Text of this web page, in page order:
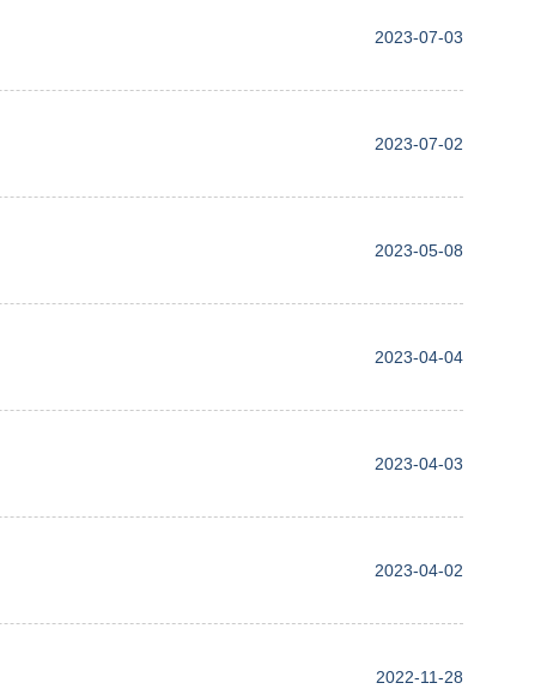
2023-07-03
2023-07-02
2023-05-08
2023-04-04
2023-04-03
2023-04-02
2022-11-28